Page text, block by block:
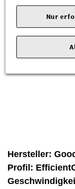
Die Reifen
und sind
Reifen
aufweisen
Hersteller:
Profil:
Nur